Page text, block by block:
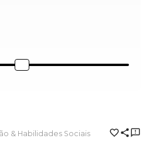
& Habilidades Sociais